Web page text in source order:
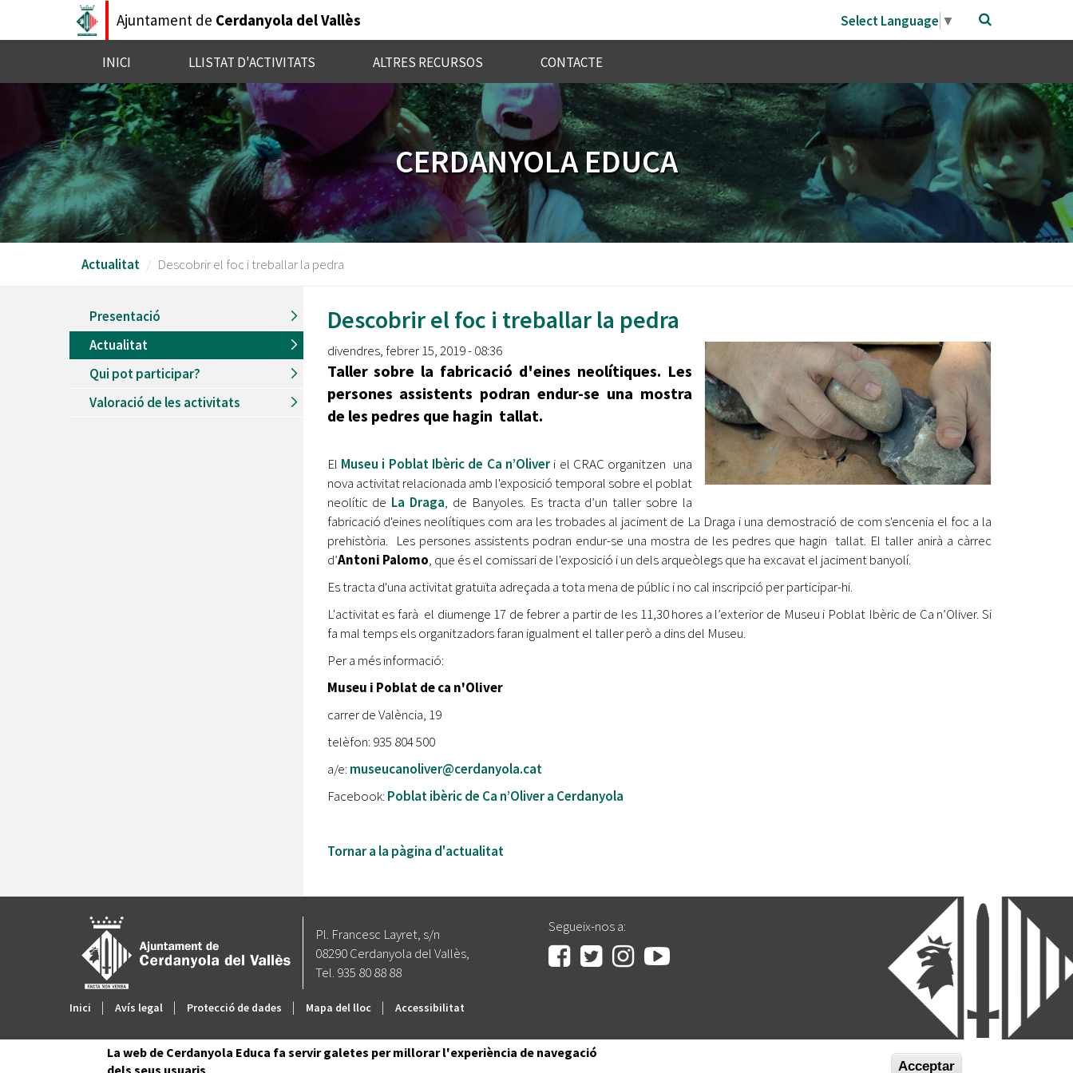
Ajuntament de Cerdanyola del Vallès Select Language ▼
INICI LLISTAT D'ACTIVITATS ALTRES RECURSOS CONTACTE
CERDANYOLA EDUCA
Actualitat Descobrir el foc i treballar la pedra
Presentació
Actualitat
Qui pot participar?
Valoració de les activitats
Descobrir el foc i treballar la pedra
divendres, febrer 15, 2019 - 08:36
Taller sobre la fabricació d'eines neolítiques. Les
persones assistents podran endur-se una mostra
de les pedres que hagin tallat.
El Museu i Poblat Ibèric de Ca n’Oliver i el CRAC organitzen una
nova activitat relacionada amb l'exposició temporal sobre el poblat
neolític de La Draga, de Banyoles. Es tracta d’un taller sobre la
fabricació d'eines neolítiques com ara les trobades al jaciment de La Draga i una demostració de com s'encenia el foc a la
prehistòria. Les persones assistents podran endur-se una mostra de les pedres que hagin tallat. El taller anirà a càrrec
d’Antoni Palomo, que és el comissari de l'exposició i un dels arqueòlegs que ha excavat el jaciment banyolí.
Es tracta d'una activitat gratuïta adreçada a tota mena de públic i no cal inscripció per participar-hi.
L'activitat es farà el diumenge 17 de febrer a partir de les 11,30 hores a l’exterior de Museu i Poblat Ibèric de Ca n’Oliver. Si
fa mal temps els organitzadors faran igualment el taller però a dins del Museu.
Per a més informació:
Museu i Poblat de ca n'Oliver
carrer de València, 19
telèfon: 935 804 500
a/e: museucanoliver@cerdanyola.cat
Facebook: Poblat ibèric de Ca n’Oliver a Cerdanyola
Tornar a la pàgina d'actualitat
Pl. Francesc Layret, s/n
08290 Cerdanyola del Vallès,
Tel. 935 80 88 88
Segueix-nos a:
Inici | Avís legal | Protecció de dades | Mapa del lloc | Accessibilitat
La web de Cerdanyola Educa fa servir galetes per millorar l'experiència de navegació
dels seus usuaris
Acceptar